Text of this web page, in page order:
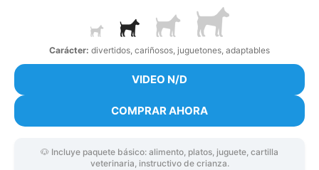
Carácter: divertidos, cariñosos, juguetones, adaptables
VIDEO N/D
COMPRAR AHORA
🐶 Incluye paquete básico: alimento, platos, juguete, cartilla
veterinaria, instructivo de crianza.